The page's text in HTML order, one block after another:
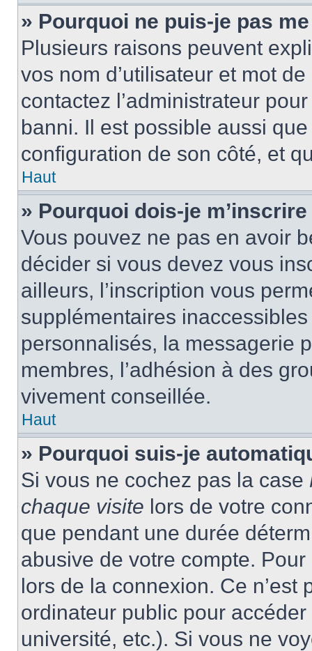
» Pourquoi ne puis-je pas
Plusieurs raisons peuvent
vos nom d’utilisateur et mot
contactez l’administrateur
banni. Il est possible aussi
configuration de son côté, et
Haut
» Pourquoi dois-je
Vous pouvez ne pas en avoir
décider si vous devez vous
ailleurs, l’inscription vous
supplémentaires
personnalisés, la messagerie
membres, l’adhésion à des
vivement conseillée.
Haut
» Pourquoi suis-je
Si vous ne cochez pas la case
chaque visite lors de votre
que pendant une durée
abusive de votre compte.
lors de la connexion. Ce
ordinateur public pour
université, etc.). Si vous ne